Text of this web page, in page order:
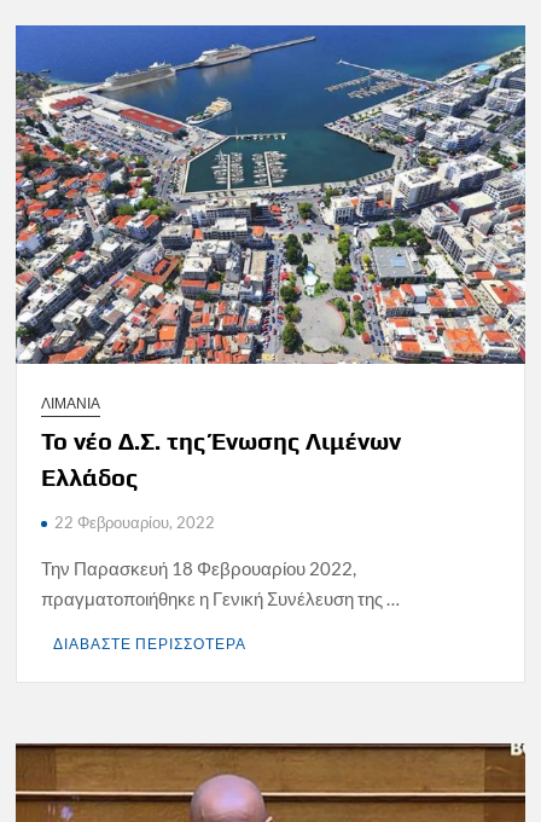
ΛΙΜΑΝΙΑ
Το νέο Δ.Σ. της Ένωσης Λιμένων
Ελλάδος
22 Φεβρουαρίου, 2022
Την Παρασκευή 18 Φεβρουαρίου 2022,
πραγματοποιήθηκε η Γενική Συνέλευση της …
ΔΙΑΒΑΣΤΕ ΠΕΡΙΣΣΟΤΕΡΑ